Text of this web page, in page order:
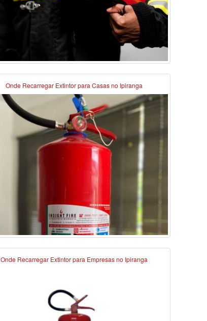
Onde Recarregar Extintor para Casas no Ipiranga
Onde Recarregar Extintor para Empresas no Ipiranga